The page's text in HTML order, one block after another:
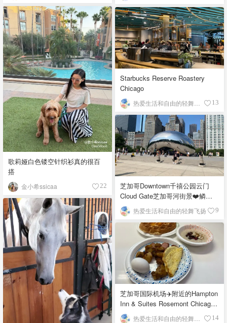
歌莉娅白色镂空针织衫真的很百
搭
金小希ssicaa 22
Starbucks Reserve Roastery
Chicago
13
芝加哥Downtown千禧公园云门
Cloud Gate芝加哥河街景❤️鳞次
栉比的高楼
热爱生活和自由的轻舞飞扬 9
芝加哥国际机场✈️附近的Hampton
Inn & Suites Rosemont Chicago
O'Hare自助早餐
14